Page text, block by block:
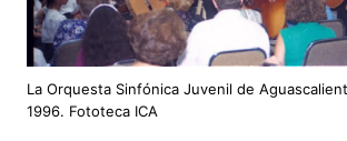
La Orquesta Sinfónica Juvenil de
1996. Fototeca ICA